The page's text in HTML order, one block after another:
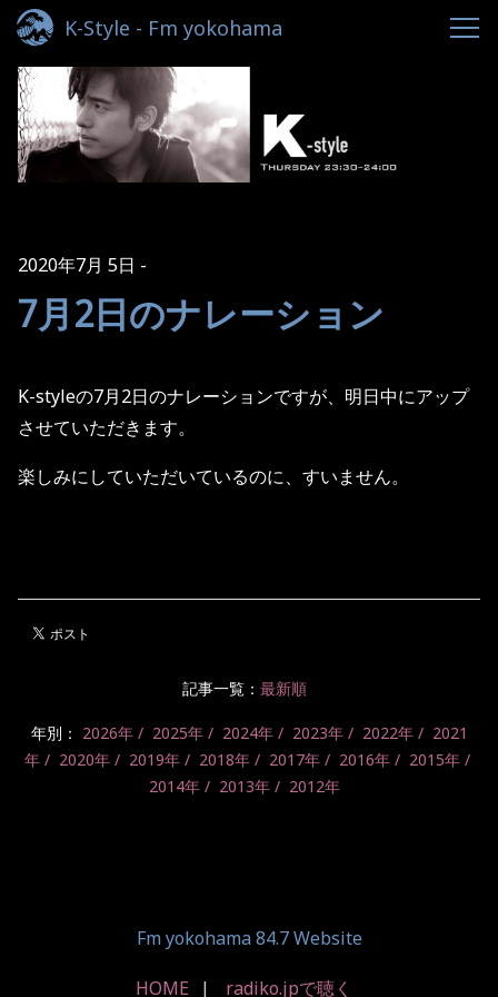
K-Style - Fm yokohama
2020年7月 5日
7月2日のナレーション
K-styleの7月2日のナレーションですが、明日中にアップ
させていただきます。
楽しみにしていただいているのに、すいません。
記事一覧： 最新順
年別： 2026年 2025年 2024年 2023年 2022年
2021
年
2020年 2019年 2018年 2017年 2016年
2015年
2014年
2013年 2012年
Fm yokohama 84.7 Website
HOME radiko.jpで聴く